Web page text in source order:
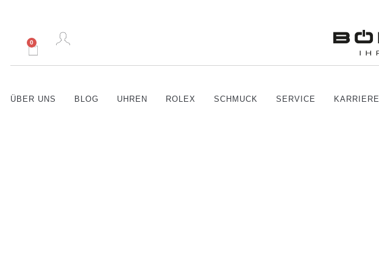
0
ÜBER UNS BLOG UHREN ROLEX SCHMUCK SERVICE KARRIERE